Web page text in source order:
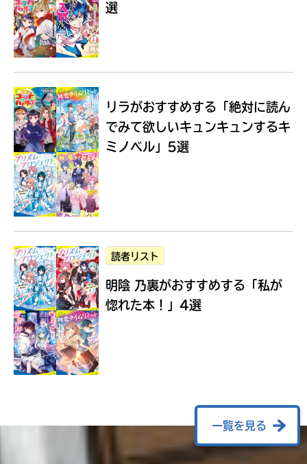
Loading...
選
リラがおすすめする 「絶対に読ん
でみて欲しいキュンキュンするキ
ミノベル」5選
読者リスト
明陰 乃裏がおすすめする 「私が
惚れた本！」4選
一覧を見る
に
エ
も